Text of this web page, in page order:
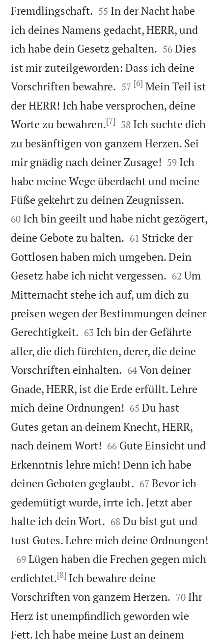
Fremdlingschaft. 

55 In der Nacht habe
ich deines Namens gedacht, HERR, und
ich habe dein Gesetz gehalten. 

56 Dies
ist mir zuteilgeworden: Dass ich deine
Vorschriften bewahre. 

57 [6] Mein Teil ist
der HERR! Ich habe versprochen, deine
Worte zu bewahren.[7] 

58 Ich suchte dich
zu besänftigen von ganzem Herzen. Sei
mir gnädig nach deiner Zusage! 

59 Ich
habe meine Wege überdacht und meine
Füße gekehrt zu deinen Zeugnissen.
60 Ich bin geeilt und habe nicht gezögert,
deine Gebote zu halten. 

61 Stricke der
Gottlosen haben mich umgeben. Dein
Gesetz habe ich nicht vergessen. 

62 Um
Mitternacht stehe ich auf, um dich zu
preisen wegen der Bestimmungen deiner
Gerechtigkeit. 

63 Ich bin der Gefährte
aller, die dich fürchten, derer, die deine
Vorschriften einhalten. 

64 Von deiner
Gnade, HERR, ist die Erde erfüllt. Lehre
mich deine Ordnungen! 

65 Du hast
Gutes getan an deinem Knecht, HERR,
nach deinem Wort! 

66 Gute Einsicht und
Erkenntnis lehre mich! Denn ich habe
deinen Geboten geglaubt. 

67 Bevor ich
gedemütigt wurde, irrte ich. Jetzt aber
halte ich dein Wort. 

68 Du bist gut und
tust Gutes. Lehre mich deine Ordnungen!

69 Lügen haben die Frechen gegen mich
erdichtet.[8] Ich bewahre deine
Vorschriften von ganzem Herzen. 

70 Ihr
Herz ist unempfindlich geworden wie
Fett. Ich habe meine Lust an deinem